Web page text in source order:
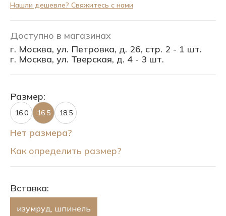
Нашли дешевле? Свяжитесь с нами
Доступно в магазинах
г. Москва, ул. Петровка, д. 26, стр. 2 - 1 шт.
г. Москва, ул. Тверская, д. 4 - 3 шт.
Размер:
16.0 16.5 18.5
Нет размера?
Как определить размер?
Вставка:
изумруд, шпинель